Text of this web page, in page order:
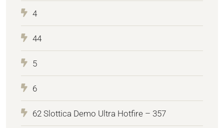
4
44
5
6
62 Slottica Demo Ultra Hotfire – 357